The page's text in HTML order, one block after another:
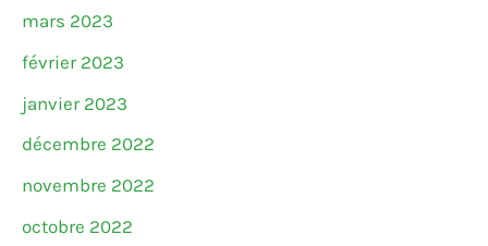
mars 2023
février 2023
janvier 2023
décembre 2022
novembre 2022
octobre 2022